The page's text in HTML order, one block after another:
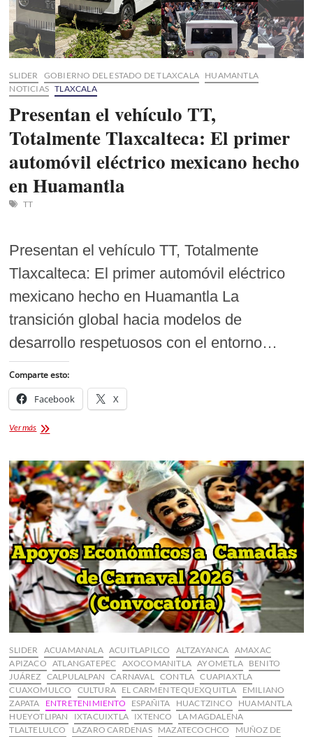
SLIDER GOBIERNO DEL ESTADO DE TLAXCALA HUAMANTLA
NOTICIAS TLAXCALA
Presentan el vehículo TT,
Totalmente Tlaxcalteca: El primer
automóvil eléctrico mexicano hecho
en Huamantla
TT
Presentan el vehículo TT, Totalmente
Tlaxcalteca: El primer automóvil eléctrico
mexicano hecho en Huamantla La
transición global hacia modelos de
desarrollo respetuosos con el entorno…
Comparte esto:
Facebook X
Ver másPresentan
TT,
Totalmente
Tlaxcalteca:
El
primer
automóvil
eléctrico
mexicano
hecho
en
Huamantla
SLIDER ACUAMANALA ACUITLAPILCO ALTZAYANCA AMAXAC
APIZACO
ATLANGATEPEC AXOCOMANITLA AYOMETLA
BENITO
JUÁREZ CALPULALPAN CARNAVAL CONTLA CUAPIAXTLA
CUAXOMULCO
CULTURA EL CARMEN TEQUEXQUITLA
EMILIANO
ZAPATA
ENTRETENIMIENTO ESPAÑITA HUACTZINCO
HUAMANTLA
HUEYOTLIPAN
IXTACUIXTLA IXTENCO
LA MAGDALENA
TLALTELULCO
LAZARO CARDENAS MAZATECOCHCO
MUÑOZ DE